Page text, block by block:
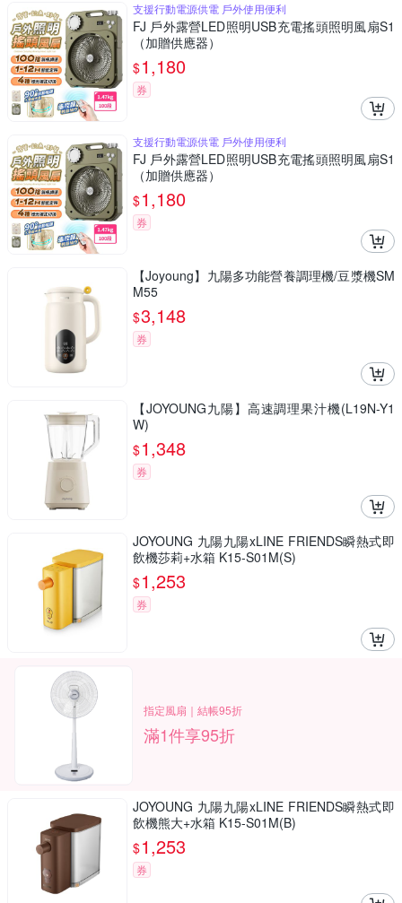
支援行動電源供電 戶外使用便利
FJ 戶外露營LED照明USB充電搖頭照明風扇S1
（加贈供應器）
$1,180
券
支援行動電源供電 戶外使用便利
FJ 戶外露營LED照明USB充電搖頭照明風扇S1
（加贈供應器）
$1,180
券
【Joyoung】九陽多功能營養調理機/豆漿機SM
M55
$3,148
券
【JOYOUNG九陽】高速調理果汁機(L19N-Y1
W)
$1,348
券
JOYOUNG 九陽九陽xLINE FRIENDS瞬熱式即
飲機莎莉+水箱 K15-S01M(S)
$1,253
券
指定風扇｜結帳95折
滿1件享95折
JOYOUNG 九陽九陽xLINE FRIENDS瞬熱式即
飲機熊大+水箱 K15-S01M(B)
$1,253
券